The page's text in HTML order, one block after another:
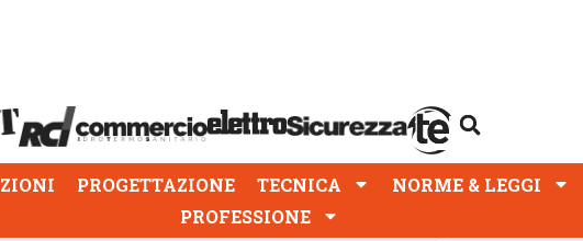
PROGETTAZIONE TECNICA NORME & LEGGI
PROFESSIONE